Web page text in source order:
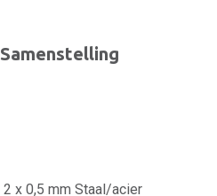
Samenstelling
2 x 0,5 mm Staal/acier